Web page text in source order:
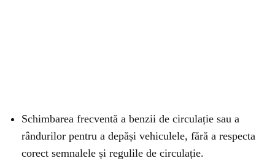
Schimbarea frecventă a benzii de circulație sau a
rândurilor pentru a depăși vehiculele, fără a respecta
corect semnalele și regulile de circulație.